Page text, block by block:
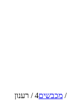
/ מכבשים4
/ רענון